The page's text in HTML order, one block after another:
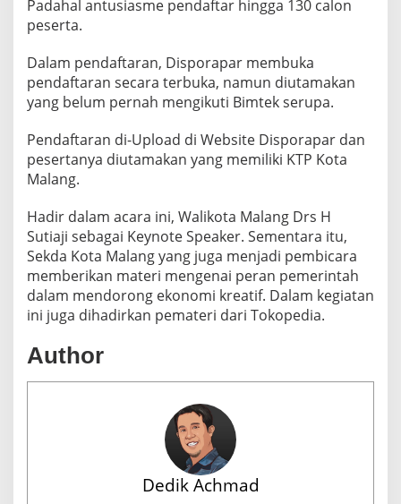
Padahal antusiasme pendaftar hingga 130 calon
peserta.
Dalam pendaftaran, Disporapar membuka
pendaftaran secara terbuka, namun diutamakan
yang belum pernah mengikuti Bimtek serupa.
Pendaftaran di-Upload di Website Disporapar dan
pesertanya diutamakan yang memiliki KTP Kota
Malang.
Hadir dalam acara ini, Walikota Malang Drs H
Sutiaji sebagai Keynote Speaker. Sementara itu,
Sekda Kota Malang yang juga menjadi pembicara
memberikan materi mengenai peran pemerintah
dalam mendorong ekonomi kreatif. Dalam kegiatan
ini juga dihadirkan pemateri dari Tokopedia.
Author
Dedik Achmad